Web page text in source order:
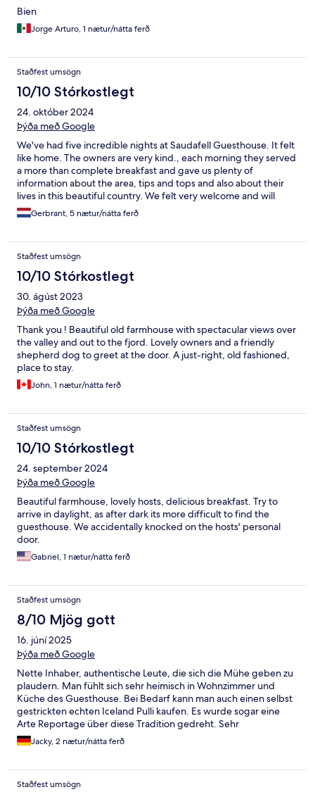
Bien
Jorge Arturo, 1 nætur/nátta ferð
Staðfest umsögn
10/10 Stórkostlegt
24. október 2024
Þýða með Google
We've had five incredible nights at Saudafell Guesthouse. It felt
like home. The owners are very kind., each morning they served
a more than complete breakfast and gave us plenty of
information about the area, tips and tops and also about their
lives in this beautiful country. We felt very welcome and will
surely be back one day. Thanks!
Gerbrant, 5 nætur/nátta ferð
Staðfest umsögn
10/10 Stórkostlegt
30. ágúst 2023
Þýða með Google
Thank you ! Beautiful old farmhouse with spectacular views over
the valley and out to the fjord. Lovely owners and a friendly
shepherd dog to greet at the door. A just-right, old fashioned,
place to stay.
John, 1 nætur/nátta ferð
Staðfest umsögn
10/10 Stórkostlegt
24. september 2024
Þýða með Google
Beautiful farmhouse, lovely hosts, delicious breakfast. Try to
arrive in daylight, as after dark its more difficult to find the
guesthouse. We accidentally knocked on the hosts' personal
door.
Gabriel, 1 nætur/nátta ferð
Staðfest umsögn
8/10 Mjög gott
16. júní 2025
Þýða með Google
Nette Inhaber, authentische Leute, die sich die Mühe geben zu
plaudern. Man fühlt sich sehr heimisch in Wohnzimmer und
Küche des Guesthouse. Bei Bedarf kann man auch einen selbst
gestrickten echten Iceland Pulli kaufen. Es wurde sogar eine
Arte Reportage über diese Tradition gedreht. Sehr
empfehlenswerte Unterkunft.
Jacky, 2 nætur/nátta ferð
Staðfest umsögn